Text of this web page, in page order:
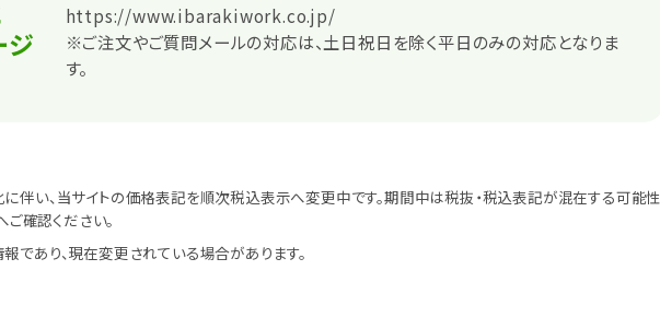
ジ
https://www.ibarakiwork.co.jp/
※ご注文やご質問メールの対応は、土日祝日を除く平日のみの対応となりま
す。
い、当サイトの価格表記を順次税込表示へ変更中です。期間中は税抜・税込表記が混在する可能性
確認ください。
あり、現在変更されている場合があります。